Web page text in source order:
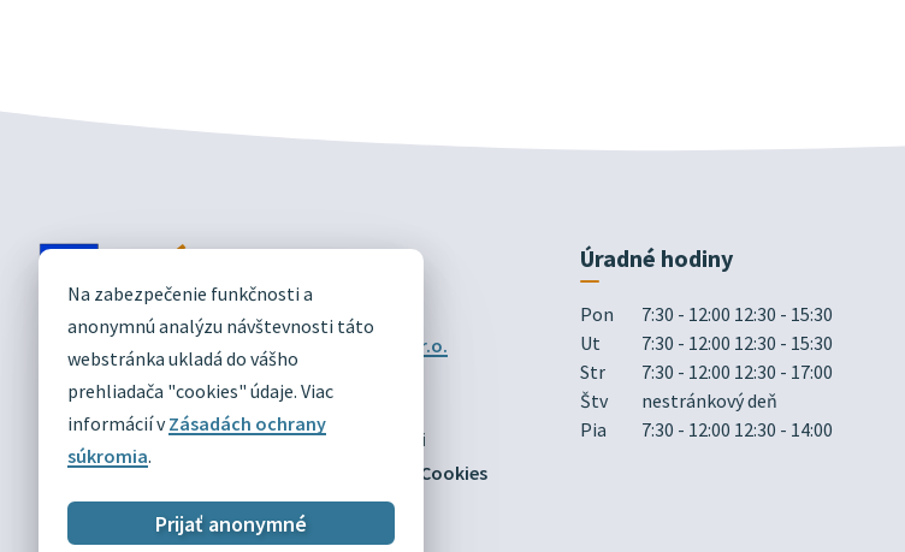
Na zabezpečenie funkčnosti a
anonymnú analýzu návštevnosti táto
webstránka ukladá do vášho
prehliadača "cookies" údaje. Viac
informácií vZásadách ochrany
súkromia.
Prijať anonymné
DIVÍN
OFICIÁLNE STRÁNKY
Technický prevádzkovateľ:
Alphabet partner s.r.o.
Správca obsahu:Obec Divín
Posledná aktualizácia:03.08.2026
Mapa
Vyhlásenie o prístupnosti
Zásady ochrany osobných údajov
Nastaviť Cookies
Úradné hodiny
Pon
7:30 - 12:00 12:30 - 15:30
Ut
7:30 - 12:00 12:30 - 15:30
Str
7:30 - 12:00 12:30 - 17:00
Štv
nestránkový deň
Pia
7:30 - 12:00 12:30 - 14:00